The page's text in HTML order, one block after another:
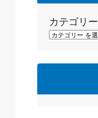
カテゴリー